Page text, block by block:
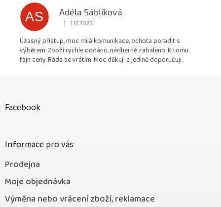
AS
Adéla Sáblíková
Hodnocení obchodu je 5 z 5 hvězdiček.
| 1.12.2025
Úžasný přístup, moc milá komunikace, ochota poradit s
výběrem. Zboží rychle dodáno, nádherně zabaleno. K tomu
fajn ceny. Ráda se vrátím. Moc děkuji a jedině doporučuji.
Facebook
Informace pro vás
Prodejna
Moje objednávka
Výměna nebo vrácení zboží, reklamace